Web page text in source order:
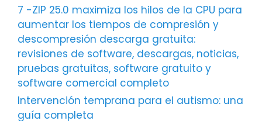
7 -ZIP 25.0 maximiza los hilos de la CPU para
aumentar los tiempos de compresión y
descompresión descarga gratuita:
revisiones de software, descargas, noticias,
pruebas gratuitas, software gratuito y
software comercial completo
Intervención temprana para el autismo: una
guía completa